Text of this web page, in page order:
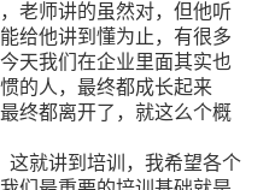
老师讲的虽然对，但他听
给他讲到懂为止，有很多
天我们在企业里面其实也
的人，最终都成长起来
终都离开了，就这么个概
就讲到培训，我希望各个